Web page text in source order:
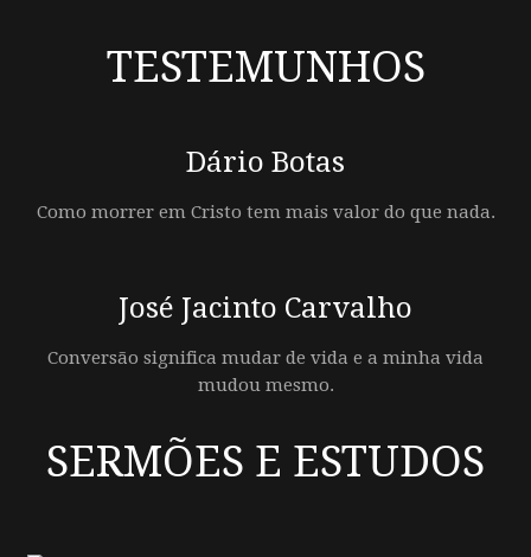
TESTEMUNHOS
Dário Botas
Como morrer em Cristo tem mais valor do que nada.
José Jacinto Carvalho
Conversão significa mudar de vida e a minha vida
mudou mesmo.
SERMÕES E ESTUDOS